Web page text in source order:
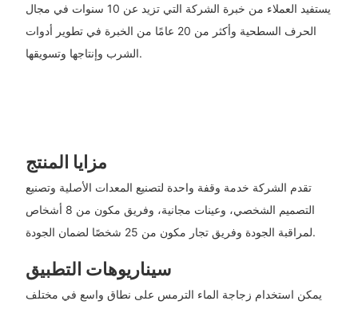
يستفيد العملاء من خبرة الشركة التي تزيد عن 10 سنوات في مجال
الحرف السطحية وأكثر من 20 عامًا من الخبرة في تطوير أدوات
الشرب وإنتاجها وتسويقها.
مزايا المنتج
تقدم الشركة خدمة وقفة واحدة لتصنيع المعدات الأصلية وتصنيع
التصميم الشخصي، وعينات مجانية، وفريق مكون من 8 أشخاص
لمراقبة الجودة وفريق تجار مكون من 25 شخصًا لضمان الجودة.
سيناريوهات التطبيق
يمكن استخدام زجاجة الماء الترمس على نطاق واسع في مختلف